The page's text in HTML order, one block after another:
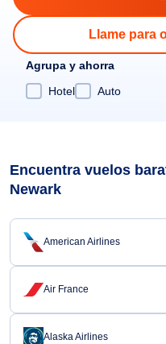
Llame para
Agrupa y ahorra
Hotel
Auto
Encuentra vuelos
Newark
American Airlines
Air France
Alaska Airlines